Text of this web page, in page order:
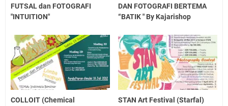
FUTSAL dan FOTOGRAFI
"INTUITION"
DAN FOTOGRAFI BERTEMA
“BATIK " By Kajarishop
COLLOIT (Chemical
STAN Art Festival (Starfal)